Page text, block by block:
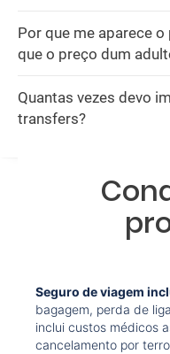
Por que me aparece
que o preço dum
Quantas vezes devo
transfers?
Seguro de viagem
bagagem, perda de
inclui custos médicos
cancelamento por